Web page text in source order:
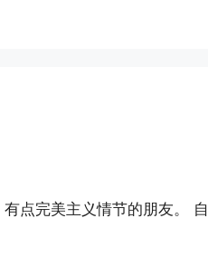
点完美主义情节的朋友。 自